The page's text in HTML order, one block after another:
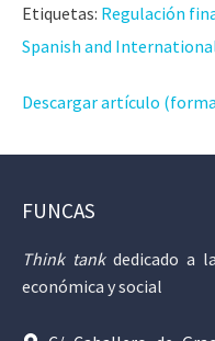
Etiquetas: Regulación
Spanish and International
Descargar artículo
FUNCAS
Think tankdedicado a
económica y social